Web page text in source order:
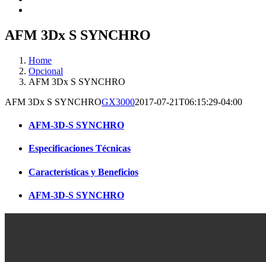
AFM 3Dx S SYNCHRO
Home
Opcional
AFM 3Dx S SYNCHRO
AFM 3Dx S SYNCHROGX30002017-07-21T06:15:29-04:00
AFM-3D-S SYNCHRO
Especificaciones Técnicas
Características y Beneficios
AFM-3D-S SYNCHRO